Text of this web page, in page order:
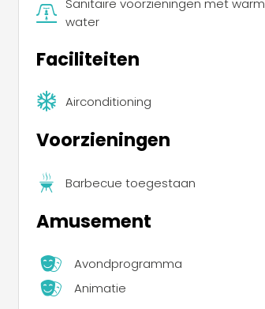
Sanitaire voorzieningen met warm
water
Faciliteiten
Airconditioning
Voorzieningen
Barbecue toegestaan
Amusement
Avondprogramma
Animatie